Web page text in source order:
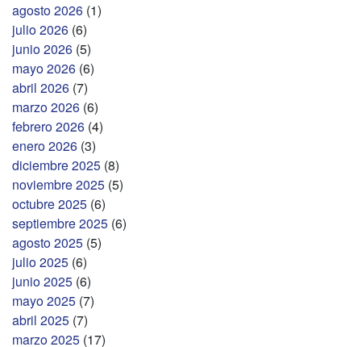
agosto 2026 (1)
julio 2026 (6)
junio 2026 (5)
mayo 2026 (6)
abril 2026 (7)
marzo 2026 (6)
febrero 2026 (4)
enero 2026 (3)
diciembre 2025 (8)
noviembre 2025 (5)
octubre 2025 (6)
septiembre 2025 (6)
agosto 2025 (5)
julio 2025 (6)
junio 2025 (6)
mayo 2025 (7)
abril 2025 (7)
marzo 2025 (17)